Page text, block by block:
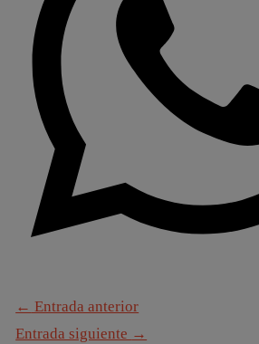
← Entrada anterior
Entrada siguiente →